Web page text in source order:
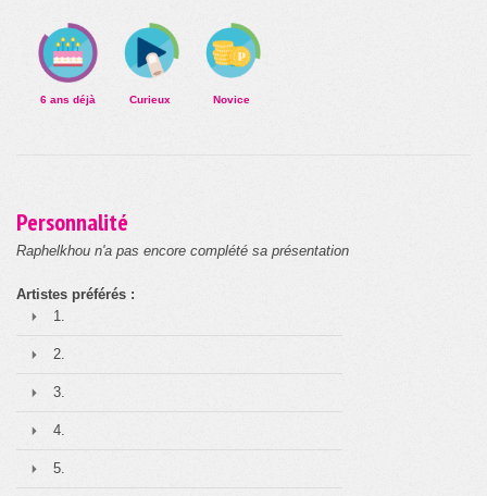
6 ans déjà Curieux Novice
Personnalité
Raphelkhou n'a pas encore complété sa présentation
Artistes préférés :
1.
2.
3.
4.
5.